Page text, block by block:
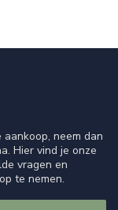
neem dan
Hier vind je onze
vragen en
te nemen.